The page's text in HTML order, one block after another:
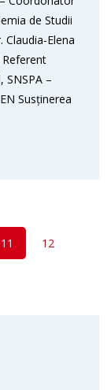
de Studii
Elena
SNSPA –
Susținerea
11 12